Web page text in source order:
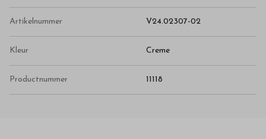
Artikelnummer V24.02307-02
Kleur Creme
Productnummer 11118